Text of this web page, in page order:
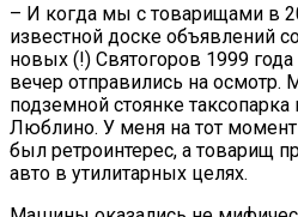
– И когда мы с товарищами в
известной доске объявлений
новых (!) Святогоров 1999
вечер отправились на осмотр.
подземной стоянке
Люблино. У меня на тот
был ретроинтерес, а товарищ
авто в утилитарных целях.